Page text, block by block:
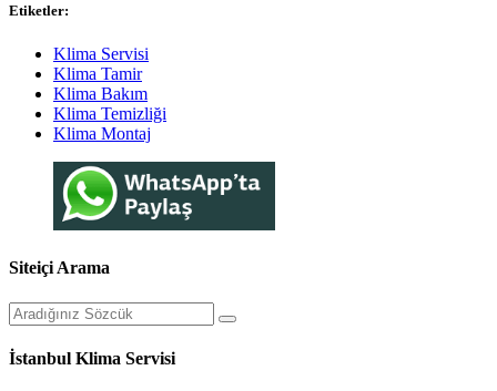
Etiketler:
Klima Servisi
Klima Tamir
Klima Bakım
Klima Temizliği
Klima Montaj
Siteiçi Arama
İstanbul Klima Servisi